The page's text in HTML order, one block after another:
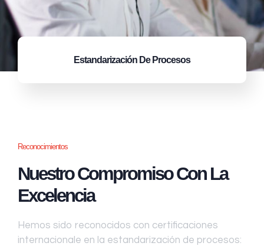
Estandarización De Procesos
Reconocimientos
Nuestro Compromiso Con La
Excelencia
Hemos sido reconocidos con certificaciones
internacionale en la estandarización de procesos: